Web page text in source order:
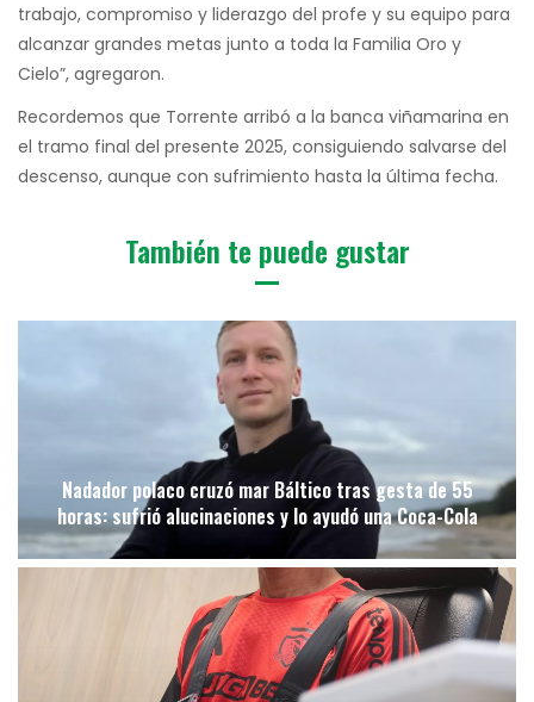
trabajo, compromiso y liderazgo del profe y su equipo para
alcanzar grandes metas junto a toda la Familia Oro y
Cielo”, agregaron.
Recordemos que Torrente arribó a la banca viñamarina en
el tramo final del presente 2025, consiguiendo salvarse del
descenso, aunque con sufrimiento hasta la última fecha.
También te puede gustar
Nadador polaco cruzó mar Báltico tras gesta de 55
horas: sufrió alucinaciones y lo ayudó una Coca-Cola